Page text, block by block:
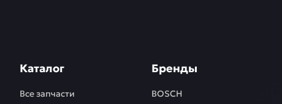
Каталог
Все запчасти
Бренды
BOSCH